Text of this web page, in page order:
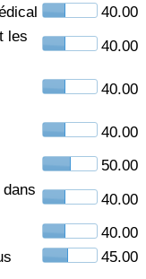
40.00
les
40.00
40.00
40.00
50.00
40.00
40.00
45.00